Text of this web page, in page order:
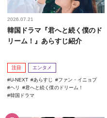
2026.07.21
韓国ドラマ『君へと続く僕のド
リーム！』あらすじ紹介
注目 エンタメ
U-NEXT あらすじ
ファン・イニョプ
ヘリ
君へと続く僕のドリーム！
韓国ドラマ